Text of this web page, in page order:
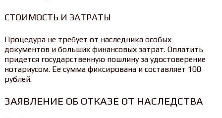
СТОИМОСТЬ И ЗАТРАТЫ
Процедура не требует от наследника особых
документов и больших финансовых затрат. Оплатить
придется государственную пошлину за удостоверение
нотариусом. Ее сумма фиксирована и составляет 100
рублей.
ЗАЯВЛЕНИЕ ОБ ОТКАЗЕ ОТ НАСЛЕДСТВА